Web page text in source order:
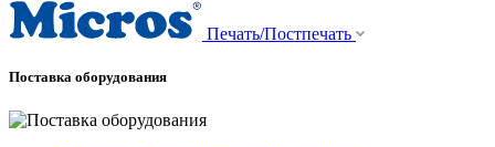
Печать/Постпечать
Поставка оборудования